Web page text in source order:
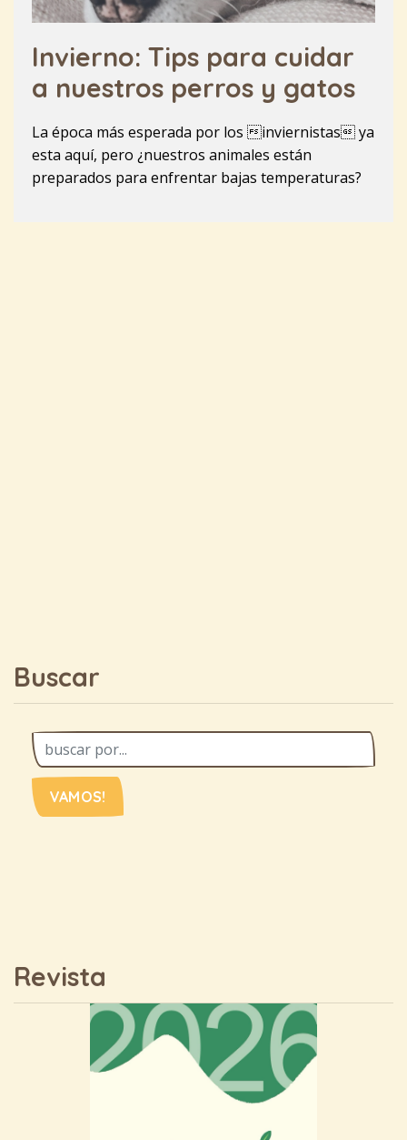
Invierno: Tips para cuidar
a nuestros perros y gatos
La época más esperada por los inviernistas ya
esta aquí, pero ¿nuestros animales están
preparados para enfrentar bajas temperaturas?
Buscar
VAMOS!
Revista